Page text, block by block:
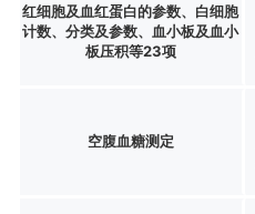
红细胞及血红蛋白的参数、白细胞
计数、分类及参数、血小板及血小
板压积等23项
空腹血糖测定